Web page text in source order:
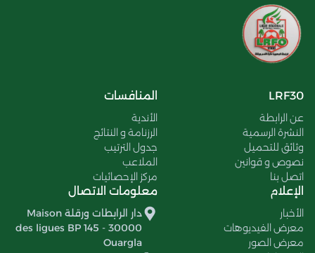
LRF30
عن الرابطة
النشرة الرسمية
وثائق للتحميل
نصوص و قوانين
اتصل بنا
المنافسات
الأندية
الرزنامة و النتائج
جدول الترتيب
الملاعب
مركز الإحصائيات
الإعلام
الأخبار
معرض الفيديوهات
معرض الصور
معلومات الاتصال
دار الرابطات ورقلة Maison
des ligues BP 145 - 30000
Ouargla